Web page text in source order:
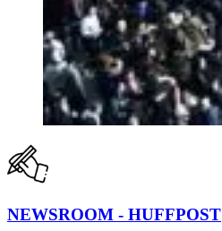
NEWSROOM - HUFFPOST